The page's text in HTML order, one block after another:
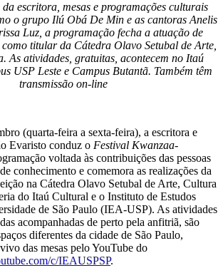
escritora, mesas e programações culturais
o grupo Ilú Obá De Min e as cantoras Anelis
Luz, a programação fecha a atuação de
titular da Cátedra Olavo Setubal de Arte,
As atividades, gratuitas, acontecem no Itaú
USP Leste e Campus Butantã. Também têm
transmissão on-line
(quarta-feira a sexta-feira), a escritora e
Evaristo conduz o Festival Kwanzaa-
voltada às contribuições das pessoas
conhecimento e comemora as realizações da
na Cátedra Olavo Setubal de Arte, Cultura
do Itaú Cultural e o Instituto de Estudos
de São Paulo (IEA-USP). As atividades
acompanhadas de perto pela anfitriã, são
diferentes da cidade de São Paulo,
das mesas pelo YouTube do
c/IEAUSPSP.